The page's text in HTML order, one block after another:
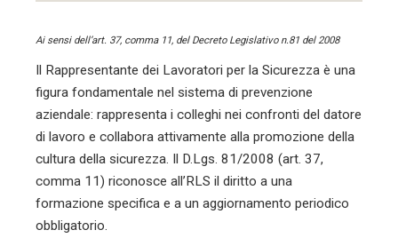
**
Ai sensi dell’art. 37, comma 11, del Decreto Legislativo n.81 del 2008
Il Rappresentante dei Lavoratori per la Sicurezza è una
figura fondamentale nel sistema di prevenzione
aziendale: rappresenta i colleghi nei confronti del datore
di lavoro e collabora attivamente alla promozione della
cultura della sicurezza. Il D.Lgs. 81/2008 (art. 37,
comma 11) riconosce all’RLS il diritto a una
formazione specifica e a un aggiornamento periodico
obbligatorio.